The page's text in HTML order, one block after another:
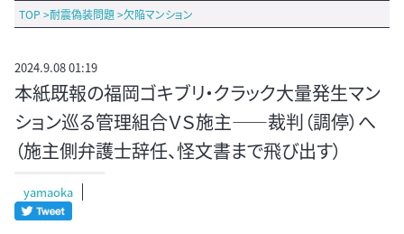
TOP >耐震偽装問題>欠陥マンション
2024.9.08 01:19
本紙既報の福岡ゴキブリ・クラック大量発生マン
ション巡る管理組合ＶＳ施主――裁判（調停）へ
（施主側弁護士辞任、怪文書まで飛び出す）
yamaoka